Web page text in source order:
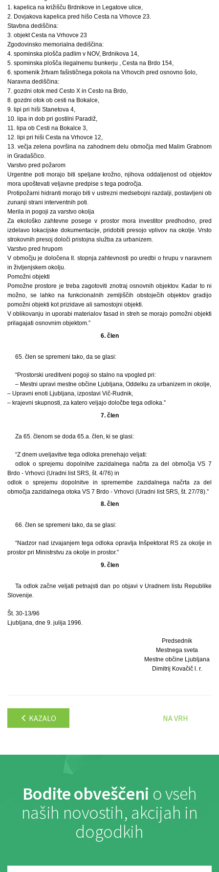
1. kapelica na križišču Brdnikove in Legatove ulice,
2. Dovjakova kapelica pred hišo Cesta na Vrhovce 23.
Stavbna dediščina:
3. objekt Cesta na Vrhovce 23
Zgodovinsko memorialna dediščina:
4. spominska plošča padlim v NOV, Brdnikova 14,
5. spominska plošča ilegalnemu bunkerju , Cesta na Brdo 154,
6. spomenik žrtvam fašističnega pokola na Vrhovcih pred osnovno šolo,
Naravna dediščina:
7. gozdni otok med Cesto X in Cesto na Brdo,
8. gozdni otok ob cesti na Bokalce,
9. lipi pri hiši Stanetova 4,
10. lipa in dob pri gostilni Paradiž,
11. lipa ob Cesti na Bokalce 3,
12. lipi pri hiši Cesta na Vrhovce 12,
13. večja zelena površina na zahodnem delu območja med Malim Grabnom
in Gradaščico.
Varstvo pred požarom
Urgentne poti morajo biti speljane krožno, njihova oddaljenost od objektov
mora upoštevati veljavne predpise s tega področja.
Protipožarni hidranti morajo biti v ustrezni medsebojni razdalji, postavljeni ob
zunanji strani interventnih poti.
Merila in pogoji za varstvo okolja
Za ekološko zahtevne posege v prostor mora investitor predhodno, pred
izdelavo lokacijske dokumentacije, pridobiti presojo vplivov na okolje. Vrsto
strokovnih presoj določi pristojna služba za urbanizem.
Varstvo pred hrupom
V območju je določena II. stopnja zahtevnosti po uredbi o hrupu v naravnem
in življenjskem okolju.
Pomožni objekti
Pomožne prostore je treba zagotoviti znotraj osnovnih objektov. Kadar to ni
možno, se lahko na funkcionalnih zemljiščih obstoječih objektov gradijo
pomožni objekti kot prizidave ali samostojni objekti.
V oblikovanju in uporabi materialov fasad in streh se morajo pomožni objekti
prilagajati osnovnim objektom.”
6. člen
65. člen se spremeni tako, da se glasi:
“Prostorski ureditveni pogoji so stalno na vpogled pri:
– Mestni upravi mestne občine Ljubljana, Oddelku za urbanizem in okolje,
– Upravni enoti Ljubljana, izpostavi Vič-Rudnik,
– krajevni skupnosti, za katero veljajo določbe tega odloka.”
7. člen
Za 65. členom se doda 65.a. člen, ki se glasi:
“Z dnem uveljavitve tega odloka prenehajo veljati:
odlok o sprejemu dopolnitve zazidalnega načrta za del območja VS 7
Brdo - Vrhovci (Uradni list SRS, št. 4/76) in
odlok o sprejemu dopolnitve in spremembe zazidalnega načrta za del
območja zazidalnega otoka VS 7 Brdo - Vrhovci (Uradni list SRS, št. 27/78).”
8. člen
66. člen se spremeni tako, da se glasi:
“Nadzor nad izvajanjem tega odloka opravlja Inšpektorat RS za okolje in
prostor pri Ministrstvu za okolje in prostor.”
9. člen
Ta odlok začne veljati petnajsti dan po objavi v Uradnem listu Republike
Slovenije.
Št. 30-13/96
Ljubljana, dne 9. julija 1996.
Predsednik
Mestnega sveta
Mestne občine Ljubljana
Dimitrij Kovačič l. r.
KAZALO NA VRH
Bodite obveščeni o vseh
naših novostih, akcijah in
dogodkih